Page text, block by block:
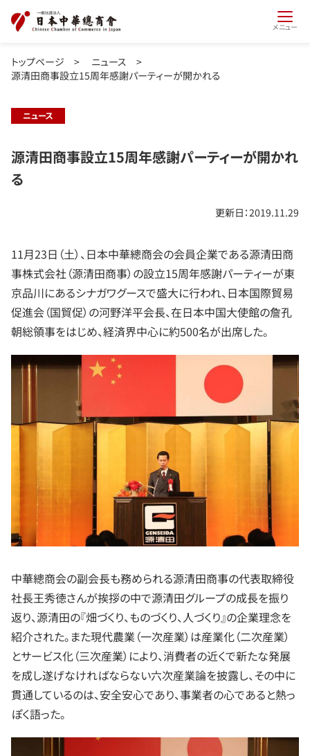
メニュー
トップページ > ニュース >
源清田商事設立15周年感謝パーティーが開かれる
ニュース
源清田商事設立15周年感謝パーティーが開かれ
る
更新日：2019.11.29
11月23日（土）、日本中華總商会の会員企業である源清田商
事株式会社（源清田商事）の設立15周年感謝パーティーが東
京品川にあるシナガワグースで盛大に行われ、日本国際貿易
促進会（国貿促）の河野洋平会長、在日本中国大使館の詹孔
朝総領事をはじめ、経済界中心に約500名が出席した。
中華總商会の副会長も務められる源清田商事の代表取締役
社長王秀徳さんが挨拶の中で源清田グループの成長を振り
返り、源清田の『畑づくり、ものづくり、人づくり』の企業理念を
紹介された。また現代農業（一次産業）は産業化（二次産業）
とサービス化（三次産業）により、消費者の近くで新たな発展
を成し遂げなければならない六次産業論を披露し、その中に
貫通しているのは、安全安心であり、事業者の心であると熱っ
ぽく語った。